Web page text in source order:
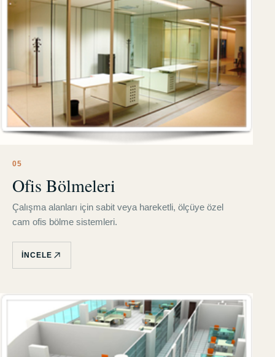
05
Ofis Bölmeleri
Çalışma alanları için sabit veya hareketli, ölçüye özel
cam ofis bölme sistemleri.
İNCELE